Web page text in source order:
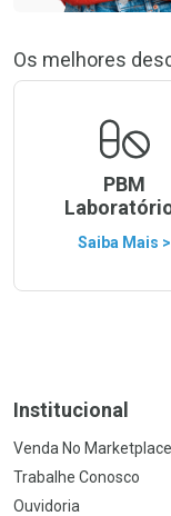
Os melhores
PBM
Saiba Mais >
Institucional
Venda No Marketplace
Trabalhe Conosco
Ouvidoria